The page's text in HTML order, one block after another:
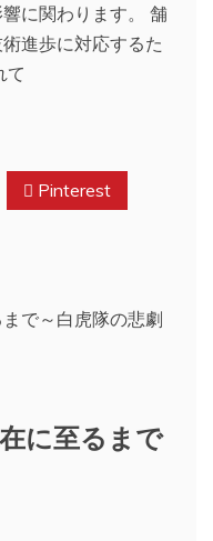
に関わります。 舗
進歩に対応するた
て
Pinterest
に至るまで